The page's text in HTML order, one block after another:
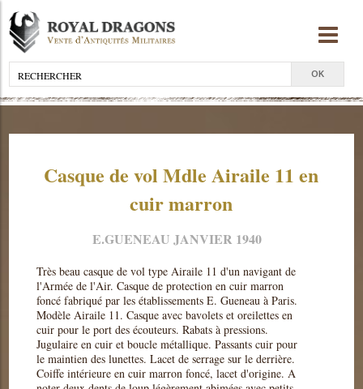
Casque de vol Mdle Airaile 11 en
cuir marron
E.GUENEAU JANVIER 1940
Très beau casque de vol type Airaile 11 d'un navigant de
l'Armée de l'Air. Casque de protection en cuir marron
foncé fabriqué par les établissements E. Gueneau à Paris.
Modèle Airaile 11. Casque avec bavolets et oreilettes en
cuir pour le port des écouteurs. Rabats à pressions.
Jugulaire en cuir et boucle métallique. Passants cuir pour
le maintien des lunettes. Lacet de serrage sur le derrière.
Coiffe intérieure en cuir marron foncé, lacet d'origine. A